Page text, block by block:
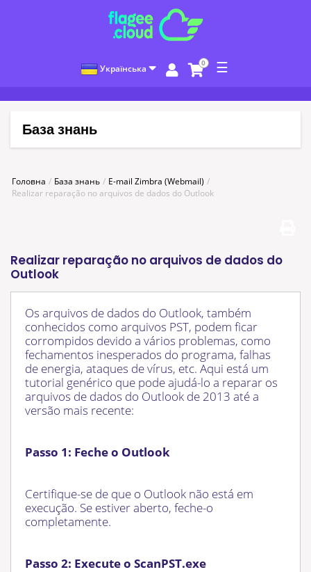
Українська 0 ☰
База знань
Головна База знань
E-mail Zimbra (Webmail)
Realizar reparação no arquivos de dados do Outlook
Realizar reparação no arquivos de dados do
Outlook
Os arquivos de dados do Outlook, também
conhecidos como arquivos PST, podem ficar
corrompidos devido a vários problemas, como
fechamentos inesperados do programa, falhas
de energia, ataques de vírus, etc. Aqui está um
tutorial genérico que pode ajudá-lo a reparar os
arquivos de dados do Outlook de 2013 até a
versão mais recente:
Passo 1: Feche o Outlook
Certifique-se de que o Outlook não está em
execução. Se estiver aberto, feche-o
completamente.
Passo 2: Execute o ScanPST.exe